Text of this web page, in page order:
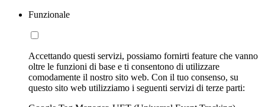
Funzionale
Accettando questi servizi, possiamo fornirti feature che vanno
oltre le funzioni di base e ti consentono di utilizzare
comodamente il nostro sito web. Con il tuo consenso, su
questo sito web utilizziamo i seguenti servizi di terze parti: